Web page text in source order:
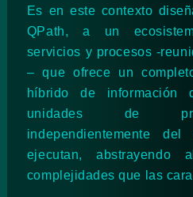
Es en este contexto
QPath, a un
servicios y procesos -
– que ofrece un
híbrido de información
unidades de
independientemente
ejecutan,
complejidades que las